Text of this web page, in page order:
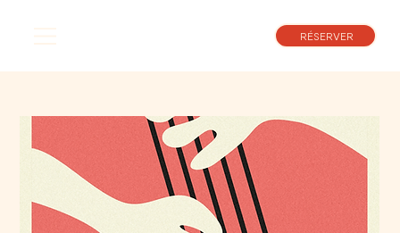
RÉSERVER